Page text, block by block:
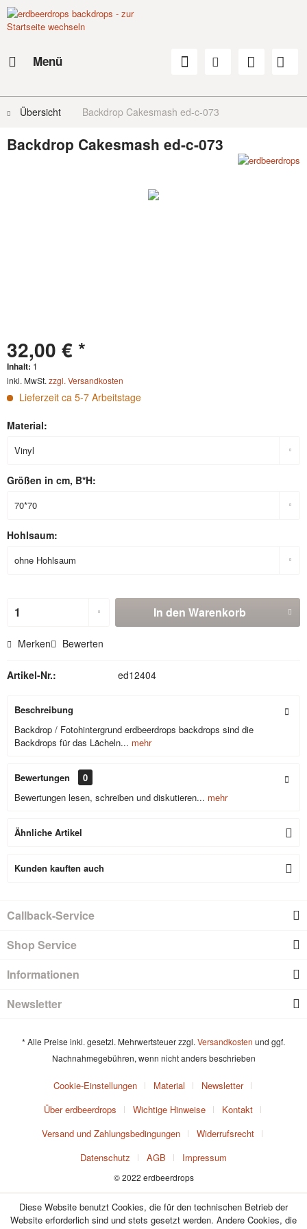
Menü
Übersicht Backdrop Cakesmash ed-c-073
Backdrop Cakesmash ed-c-073
32,00 € *
Inhalt: 1
inkl. MwSt. zzgl. Versandkosten
Lieferzeit ca 5-7 Arbeitstage
Material:
Größen in cm, B*H:
Hohlsaum:
In den Warenkorb
Merken Bewerten
Artikel-Nr.: ed12404
Beschreibung
Backdrop / Fotohintergrund erdbeerdrops backdrops sind die
Backdrops für das Lächeln... mehr
Bewertungen
0
Bewertungen lesen, schreiben und diskutieren... mehr
Ähnliche Artikel
Kunden kauften auch
Callback-Service
Shop Service
Informationen
Newsletter
* Alle Preise inkl. gesetzl. Mehrwertsteuer zzgl. Versandkosten und ggf.
Nachnahmegebühren, wenn nicht anders beschrieben
Cookie-Einstellungen Material
Newsletter
Über erdbeerdrops
Wichtige Hinweise
Kontakt
Versand und Zahlungsbedingungen
Widerrufsrecht
Datenschutz
AGB Impressum
© 2022 erdbeerdrops
Diese Website benutzt Cookies, die für den technischen Betrieb der
Website erforderlich sind und stets gesetzt werden. Andere Cookies, die